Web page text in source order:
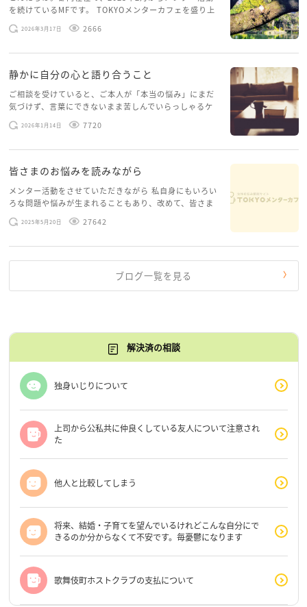
を続けているMFです。 TOKYOメンターカフェを盛り上
げたいという想いから、勇気を出して初めてブログを投
稿してみようと思います。少し自分のことを書いてみま
2026年3月17日 2666
静かに自分の心と語り合うこと
ご相談を受けていると、ご本人が「本当の悩み」にまだ
気づけず、言葉にできないまま苦しんでいらっしゃるケ
ースがありますお悩みというのは、心の深いところ（深
層心理）に触れることで、まったく違う角度から解決の
2026年1月14日 7720
皆さまのお悩みを読みながら
メンター活動をさせていただきながら 私自身にもいろい
ろな問題や悩みが生まれることもあり、改めて、皆さま
のお悩みを読みながら 「みんな、もがいてる。わたし
だけじゃないんだな」と、逆に励まされるような日々で
2025年5月20日 27642
ブログ一覧を見る
解決済の相談
独身いじりについて
上司から公私共に仲良くしている友人について注意され
た
他人と比較してしまう
将来、結婚・子育てを望んでいるけれどこんな自分にで
きるのか分からなくて不安です。毎憂鬱になります
歌舞伎町ホストクラブの支払について